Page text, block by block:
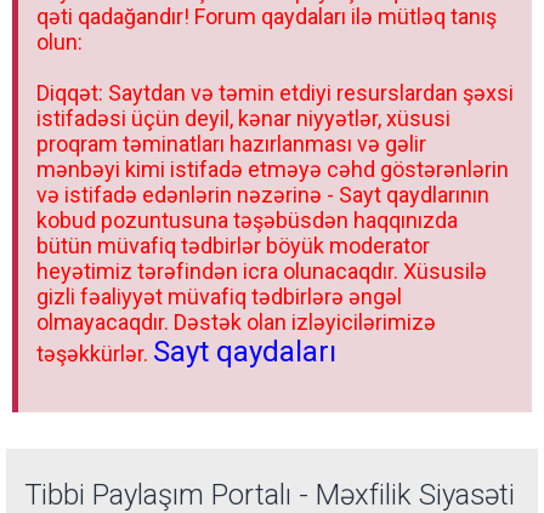
qəti qadağandır! Forum qaydaları ilə mütləq tanış
olun:
Diqqət: Saytdan və təmin etdiyi resurslardan şəxsi
istifadəsi üçün deyil, kənar niyyətlər, xüsusi
proqram təminatları hazırlanması və gəlir
mənbəyi kimi istifadə etməyə cəhd göstərənlərin
və istifadə edənlərin nəzərinə - Sayt qaydlarının
kobud pozuntusuna təşəbüsdən haqqınızda
bütün müvafiq tədbirlər böyük moderator
heyətimiz tərəfindən icra olunacaqdır. Xüsusilə
gizli fəaliyyət müvafiq tədbirlərə əngəl
olmayacaqdır. Dəstək olan izləyicilərimizə
təşəkkürlər. Sayt qaydaları
Tibbi Paylaşım Portalı - Məxfilik Siyasəti